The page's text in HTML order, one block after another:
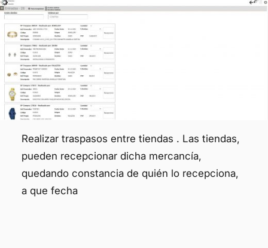
Realizar traspasos entre tiendas . Las tiendas,
pueden recepcionar dicha mercancía,
quedando constancia de quién lo recepciona,
a que fecha